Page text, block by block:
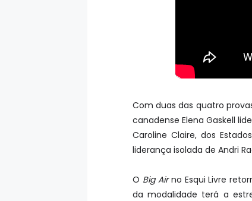
Com duas das quatro
canadense Elena Gaskell
Caroline Claire, dos
liderança isolada de Andri
O Big Airno Esqui Livre
da modalidade terá a